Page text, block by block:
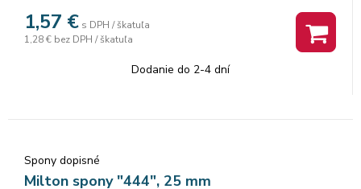
1,57 € s DPH / škatuľa
1,28 € bez DPH / škatuľa
Dodanie do 2-4 dní
Spony dopisné
Milton spony "444", 25 mm